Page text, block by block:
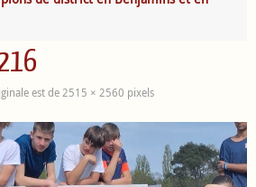
est de2515 × 2560 pixels